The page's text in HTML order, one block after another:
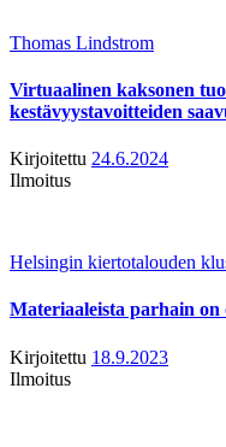
Thomas Lindstrom
Virtuaalinen kaksonen
kestävyystavoitteiden
Kirjoitettu 24.6.2024
Ilmoitus
Helsingin kiertotalouden
Materiaaleista parhain on
Kirjoitettu 18.9.2023
Ilmoitus